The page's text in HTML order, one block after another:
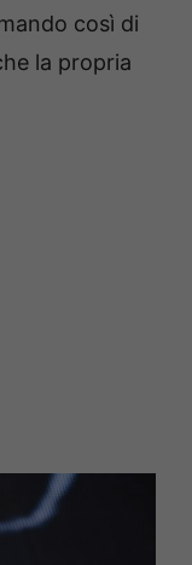
così di
la propria